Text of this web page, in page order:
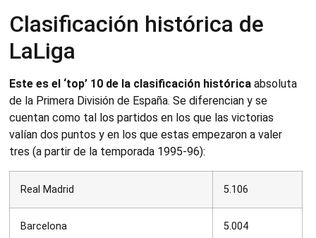
Clasificación histórica de
LaLiga
Este es el ‘top’ 10 de la clasificación histórica absoluta
de la Primera División de España. Se diferencian y se
cuentan como tal los partidos en los que las victorias
valían dos puntos y en los que estas empezaron a valer
tres (a partir de la temporada 1995-96):
Real Madrid 5.106
Barcelona 5.004